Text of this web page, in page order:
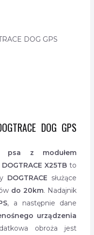
DOG GPS
DOG GPS
psa z modułem
X25TBto
DOGTRACE służące
do 20km. Nadajnik
, a następnie dane
urządzenia
obroża jest